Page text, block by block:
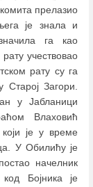
прелазио
је знала и
га као
учествовао
рату су га
Старој Загори.
у Јабланици
Влаховић
је у време
У Обилићу је
начелник
Бојника је